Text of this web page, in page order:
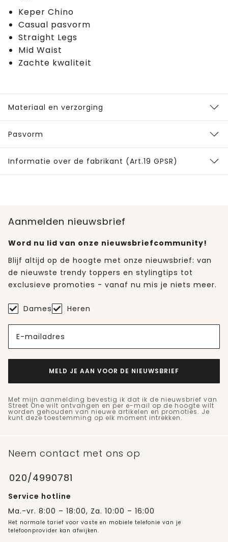
Keper Chino
Casual pasvorm
Straight Legs
Mid Waist
Zachte kwaliteit
Materiaal en verzorging
Pasvorm
Informatie over de fabrikant (Art.19 GPSR)
Aanmelden nieuwsbrief
Word nu lid van onze nieuwsbriefcommunity!
Blijf altijd op de hoogte met onze nieuwsbrief: van
de nieuwste trendy toppers en stylingtips tot
exclusieve promoties - vanaf nu mis je niets meer.
Dames Heren
E-mailadres
MELD JE AAN VOOR DE NIEUWSBRIEF
Met mijn aanmelding bevestig ik dat ik de nieuwsbrief van
Street One wilt ontvangen en per e-mail op de hoogte wilt
worden gehouden van nieuwe artikelen en promoties. Je
kunt deze toestemming op elk moment intrekken.
Neem contact met ons op
020/4990781
Service hotline
Ma.-vr. 8:00 – 18:00, Za. 10:00 – 16:00
Het normale tarief voor vaste en mobiele telefonie van je
telefoonprovider kan afwijken.